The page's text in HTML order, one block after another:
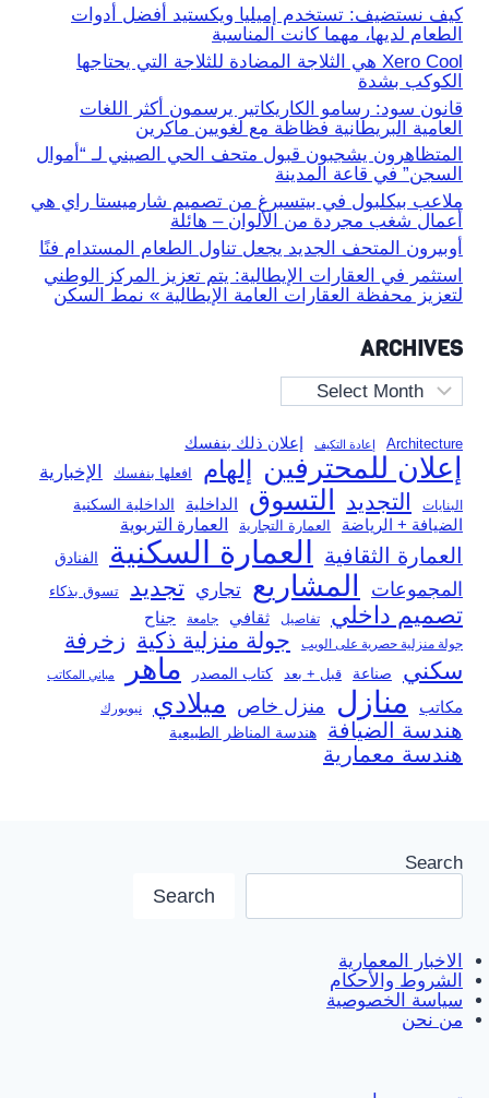
كيف نستضيف: تستخدم إميليا ويكستيد أفضل أدوات
الطعام لديها، مهما كانت المناسبة
Xero Cool هي الثلاجة المضادة للثلاجة التي يحتاجها
الكوكب بشدة
قانون سود: رسامو الكاريكاتير يرسمون أكثر اللغات
العامية البريطانية فظاظة مع لغويين ماكرين
المتظاهرون يشجبون قبول متحف الحي الصيني لـ “أموال
السجن” في قاعة المدينة
ملاعب بيكلبول في بيتسبرغ من تصميم شارميستا راي هي
أعمال شغب مجردة من الألوان – هائلة
أوبيرون المتحف الجديد يجعل تناول الطعام المستدام فنًا
استثمر في العقارات الإيطالية: يتم تعزيز المركز الوطني
لتعزيز محفظة العقارات العامة الإيطالية » نمط السكن
ARCHIVES
Archives
Architecture إعادة التكيف إعلان ذلك بنفسك
إعلان للمحترفين إلهام افعلها بنفسك الإخبارية
البنايات التجديد التسوق الداخلية الداخلية السكنية
الضيافة + الرياضة العمارة التجارية العمارة التربوية
العمارة الثقافية العمارة السكنية الفنادق
المجموعات المشاريع تجاري تجديد تسوق بذكاء
تصميم داخلي تفاصيل ثقافي جامعة جناح
جولة منزلية حصرية على الويب جولة منزلية ذكية زخرفة
سكني صناعة قبل + بعد كتاب المصدر ماهر مباني المكاتب
مكاتب منازل منزل خاص ميلادي نيويورك
هندسة الضيافة هندسة المناظر الطبيعية
هندسة معمارية
Search
Search
الاخبار المعمارية
الشروط والأحكام
سياسة الخصوصية
من نحن